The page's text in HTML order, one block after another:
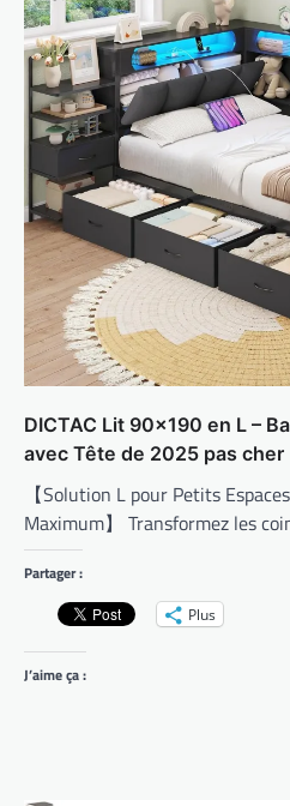
DICTAC Lit 90×190 en L –
avec Tête de 2025 pas cher
【Solution L pour Petits
Maximum】 Transformez les
Partager :
Plus
J’aime ça :